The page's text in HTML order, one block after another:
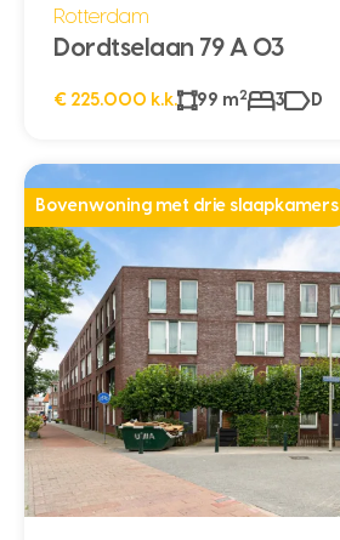
Rotterdam
Dordtselaan 79 A 03
€ 225.000 k.k. 99 m2 3 D
Bovenwoning met drie slaapkamers